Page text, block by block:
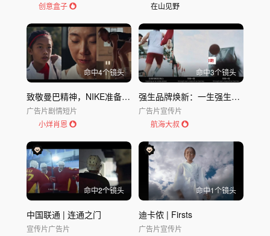
创意盒子
在山见野
命中4个镜头
致敬曼巴精神，NIKE准备过个“狠”年
广告片剧情短片
小烊肖恩
命中3个镜头
强生品牌焕新：一生强生，全程守护人生每一个健康时刻
广告片宣传片
航海大叔
命中2个镜头
中国联通 | 连通之门
宣传片广告片
命中1个镜头
迪卡侬 | Firsts
广告片宣传片